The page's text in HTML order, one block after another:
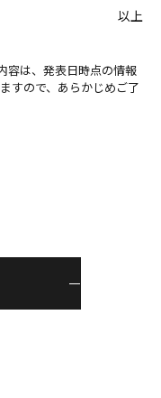
以上
容は、発表日時点の情報
すので、あらかじめご了